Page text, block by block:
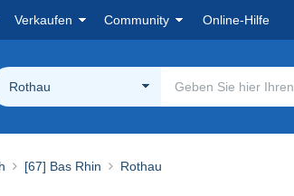
Verkaufen Community Online-Hilfe
Rothau
[67] Bas Rhin Rothau